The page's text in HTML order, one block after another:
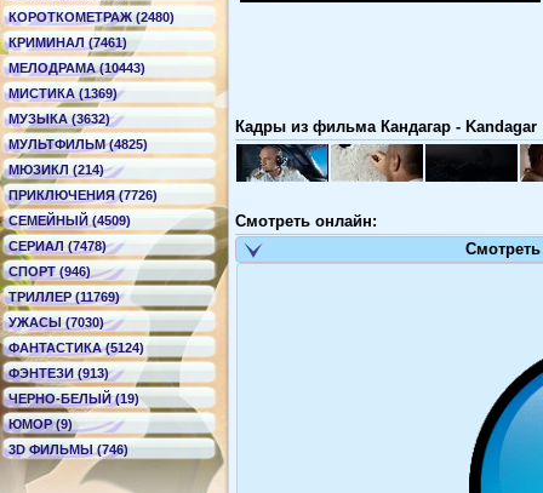
КОРОТКОМЕТРАЖ (2480)
КРИМИНАЛ (7461)
МЕЛОДРАМА (10443)
МИСТИКА (1369)
МУЗЫКА (3632)
МУЛЬТФИЛЬМ (4825)
МЮЗИКЛ (214)
ПРИКЛЮЧЕНИЯ (7726)
СЕМЕЙНЫЙ (4509)
СЕРИАЛ (7478)
СПОРТ (946)
ТРИЛЛЕР (11769)
УЖАСЫ (7030)
ФАНТАСТИКА (5124)
ФЭНТЕЗИ (913)
ЧЕРНО-БЕЛЫЙ (19)
ЮМОР (9)
3D ФИЛЬМЫ (746)
Кадры из фильма Кандагар - Kandagar
Смотреть онлайн: